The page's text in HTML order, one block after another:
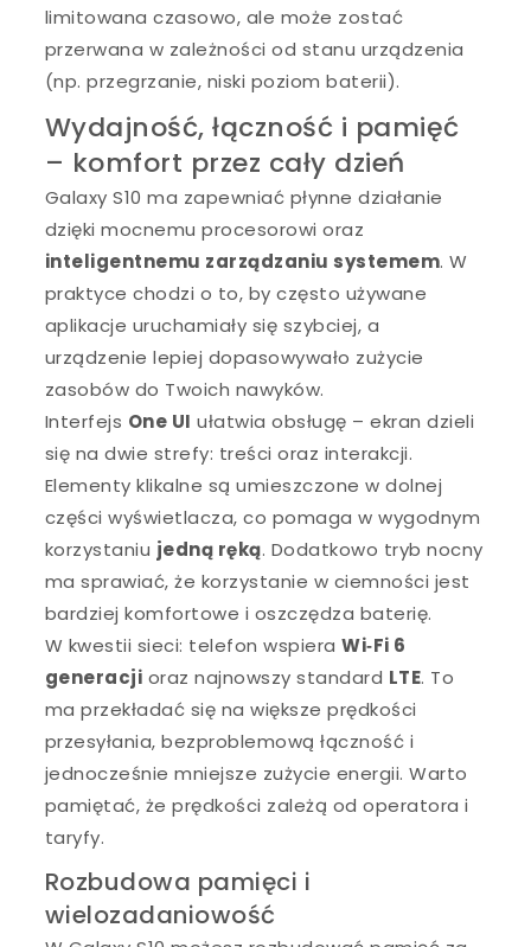
limitowana czasowo, ale może zostać
przerwana w zależności od stanu urządzenia
(np. przegrzanie, niski poziom baterii).
Wydajność, łączność i pamięć
– komfort przez cały dzień
Galaxy S10 ma zapewniać płynne działanie
dzięki mocnemu procesorowi oraz
inteligentnemu zarządzaniu systemem. W
praktyce chodzi o to, by często używane
aplikacje uruchamiały się szybciej, a
urządzenie lepiej dopasowywało zużycie
zasobów do Twoich nawyków.
Interfejs One UI ułatwia obsługę – ekran dzieli
się na dwie strefy: treści oraz interakcji.
Elementy klikalne są umieszczone w dolnej
części wyświetlacza, co pomaga w wygodnym
korzystaniu jedną ręką. Dodatkowo tryb nocny
ma sprawiać, że korzystanie w ciemności jest
bardziej komfortowe i oszczędza baterię.
W kwestii sieci: telefon wspieraWi‑Fi 6
generacji oraz najnowszy standard LTE. To
ma przekładać się na większe prędkości
przesyłania, bezproblemową łączność i
jednocześnie mniejsze zużycie energii. Warto
pamiętać, że prędkości zależą od operatora i
taryfy.
Rozbudowa pamięci i
wielozadaniowość